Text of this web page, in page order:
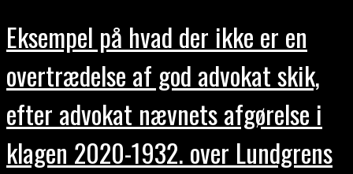
Eksempel på hvad der ikke er en
overtrædelse af god advokat skik,
efter advokat nævnets afgørelse i
klagen 2020-1932. over Lundgrens